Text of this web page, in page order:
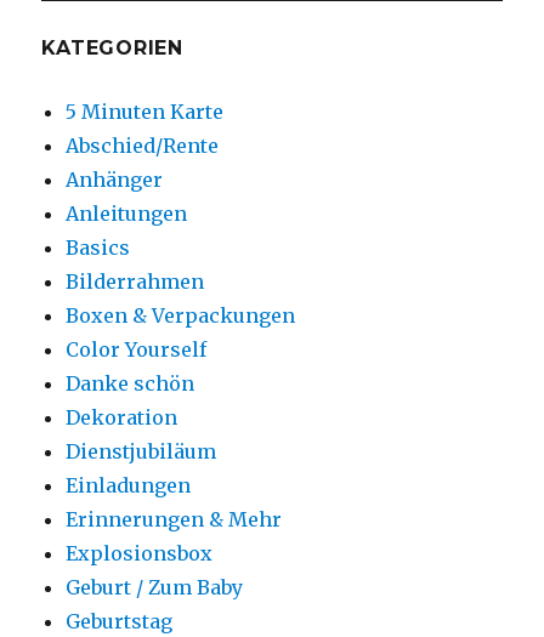
KATEGORIEN
5 Minuten Karte
Abschied/Rente
Anhänger
Anleitungen
Basics
Bilderrahmen
Boxen & Verpackungen
Color Yourself
Danke schön
Dekoration
Dienstjubiläum
Einladungen
Erinnerungen & Mehr
Explosionsbox
Geburt / Zum Baby
Geburtstag